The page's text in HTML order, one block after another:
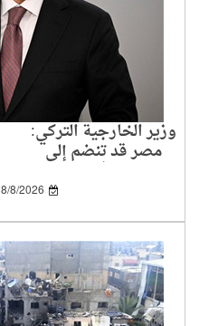
وزير الخارجية التركي:
مصر قد تنضم إلى
اتفاقية الدفاع المشترك
بمجرد تسوية بعض8/8/2026 9:34:05 PM